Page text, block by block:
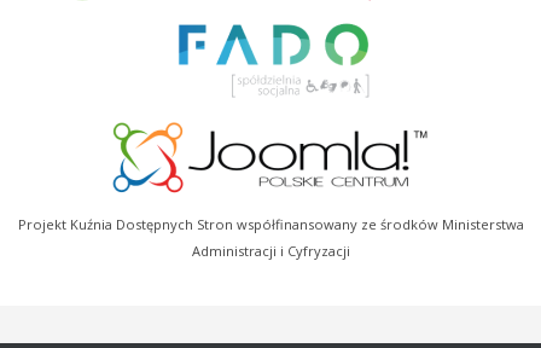
Projekt Kuźnia Dostępnych Stron współfinansowany ze środków Ministerstwa
Administracji i Cyfryzacji